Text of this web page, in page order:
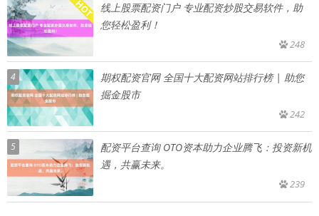
线上股票配资门户 专业配资炒股交易软件，助
您轻松盈利！
248
4
期权配资官网 全国十大配资网站排行榜 | 助您
掘金股市
242
5
配资平台查询 OTO资本助力企业腾飞：投资新机
遇，共赢未来。
239